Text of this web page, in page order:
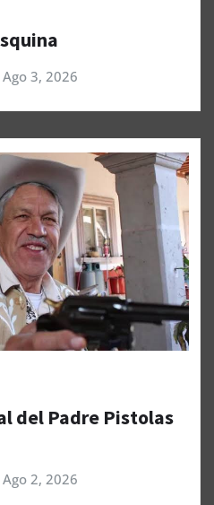
Ago 3, 2026
del Padre Pistolas
Ago 2, 2026